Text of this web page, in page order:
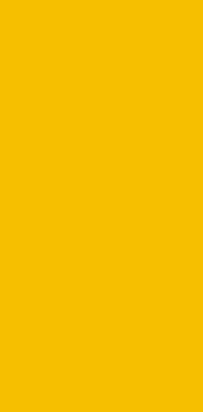
Neptun. Der